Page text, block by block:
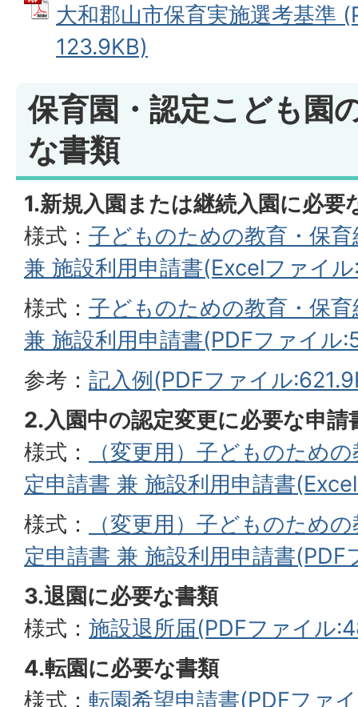
大和郡山市保育実施選考基準
123.9KB)
保育園・認定こども園
な書類
1.新規入園または継続入園に必要
様式： 子どものための教育・保
兼 施設利用申請書(Excelファイ
様式： 子どものための教育・保
兼 施設利用申請書(PDFファイル
参考： 記入例(PDFファイル
2.入園中の認定変更に必要な申請
様式：
（変更用）子どものため
定申請書 兼 施設利用申請書
様式：
（変更用）子どものため
定申請書 兼 施設利用申請書
3.退園に必要な書類
様式： 施設退所届(PDFファイル
4.転園に必要な書類
様式： 転園希望申請書(PDFファ